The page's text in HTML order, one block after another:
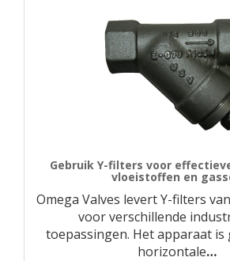
Gebruik Y-filters voor
vloeistoffen en
Omega Valves levert Y-filters
voor verschillende
toepassingen. Het apparaat is
horizontale…